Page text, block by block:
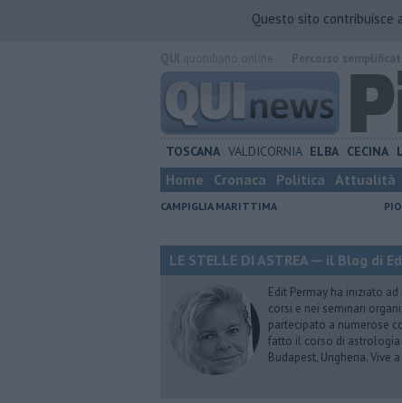
Questo sito contribuisce
TOSCANA VALDICORNIA ELBA CECINA
Home Cronaca Politica Attualità
CAMPIGLIA MARITTIMA
LE STELLE DI ASTREA — il Blog di
Edit Permay ha iniziato
corsi e nei seminari
partecipato a numerose
fatto il corso di
Budapest, Ungheria. Vive a